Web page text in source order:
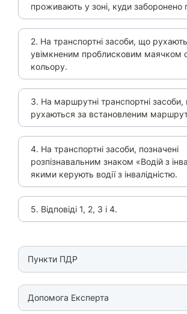
проживають у зоні, куди заборонено
2. На транспортні засоби, що
увімкненим проблисковим маячком
кольору.
3. На маршрутні транспортні
рухаються за встановленим
4. На транспортні засоби, позначені
розпізнавальним знаком «Водій з
якими керують водії з інвалідністю.
5. Відповіді 1, 2, 3 і 4.
Пункти ПДР
Допомога Експерта